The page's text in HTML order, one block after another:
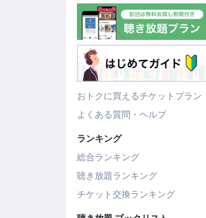
おトクに買えるチケットプラン
よくある質問・ヘルプ
ランキング
総合ランキング
聴き放題ランキング
チケット交換ランキング